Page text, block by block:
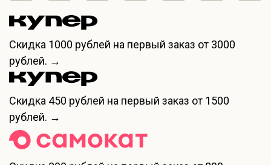
Скидка 1000 рублей на первый заказ от 3000
рублей. →
Скидка 450 рублей на первый заказ от 1500
рублей. →